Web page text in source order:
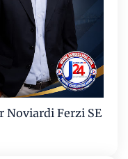
Noviardi Ferzi SE